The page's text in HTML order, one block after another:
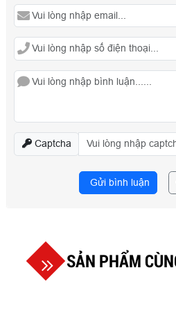
Captcha
Gửi bình luận
SẢN PHẨM